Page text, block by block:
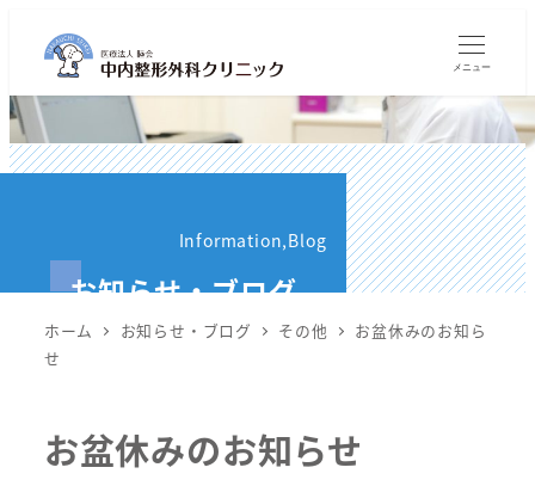
ン
コ
ン
へ
メニュー
Information,Blog
お知らせ・ブログ
ホーム お知らせ・ブログ その他
お盆休みのお知ら
せ
お盆休みのお知らせ